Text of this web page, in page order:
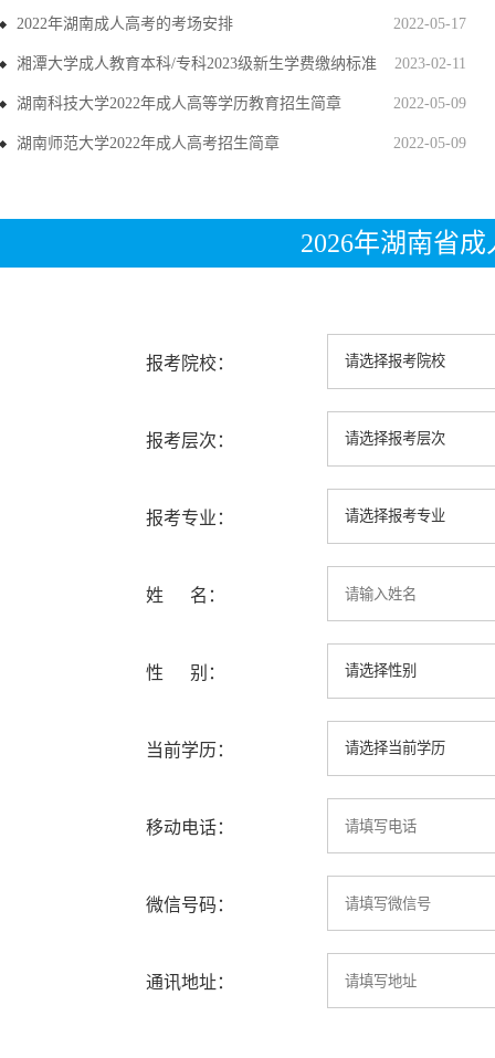
2022-05-17
2022年湖南成人高考的考场安排
2023-02-11
湘潭大学成人教育本科/专科2023级新生学费缴纳标准
2022-05-09
湖南科技大学2022年成人高等学历教育招生简章
2022-05-09
湖南师范大学2022年成人高考招生简章
2026年湖南省
报考院校：
报考层次：
报考专业：
姓 名：
性 别：
当前学历：
移动电话：
微信号码：
通讯地址：